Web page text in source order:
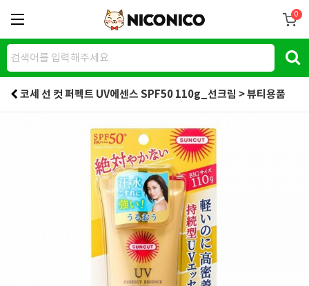
0
코세 선 컷 퍼펙트 UV에센스 SPF50 110g_선크림 > 뷰티용품